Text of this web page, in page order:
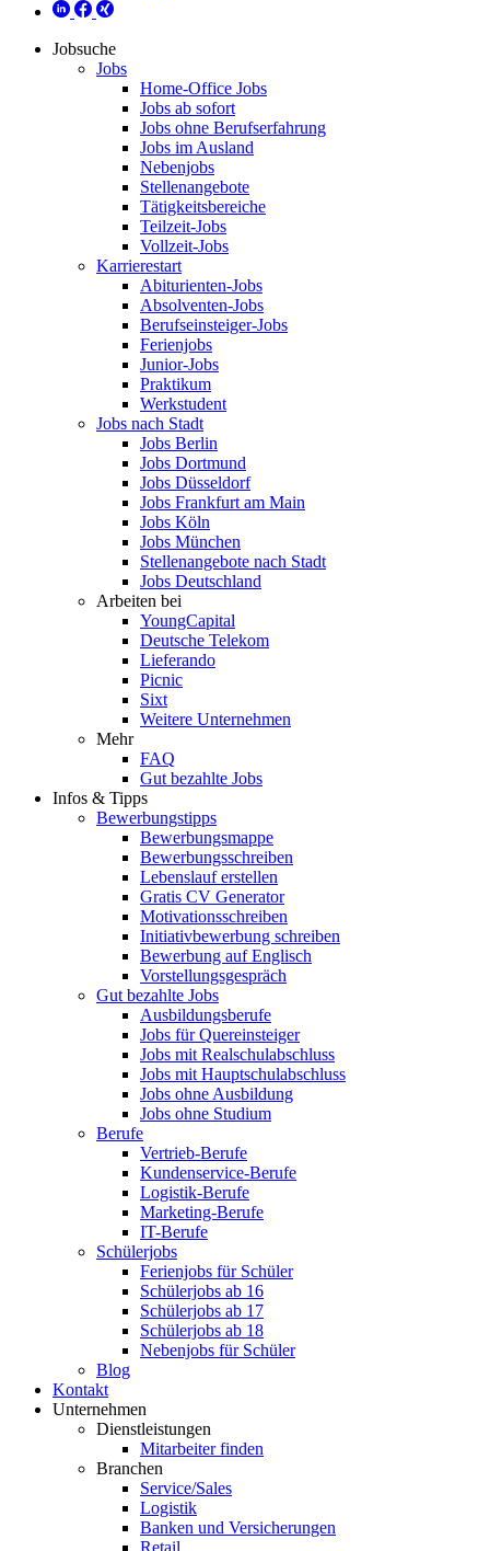
Jobsuche
Jobs
Home-Office Jobs
Jobs ab sofort
Jobs ohne Berufserfahrung
Jobs im Ausland
Nebenjobs
Stellenangebote
Tätigkeitsbereiche
Teilzeit-Jobs
Vollzeit-Jobs
Karrierestart
Abiturienten-Jobs
Absolventen-Jobs
Berufseinsteiger-Jobs
Ferienjobs
Junior-Jobs
Praktikum
Werkstudent
Jobs nach Stadt
Jobs Berlin
Jobs Dortmund
Jobs Düsseldorf
Jobs Frankfurt am Main
Jobs Köln
Jobs München
Stellenangebote nach Stadt
Jobs Deutschland
Arbeiten bei
YoungCapital
Deutsche Telekom
Lieferando
Picnic
Sixt
Weitere Unternehmen
Mehr
FAQ
Gut bezahlte Jobs
Infos & Tipps
Bewerbungstipps
Bewerbungsmappe
Bewerbungsschreiben
Lebenslauf erstellen
Gratis CV Generator
Motivationsschreiben
Initiativbewerbung schreiben
Bewerbung auf Englisch
Vorstellungsgespräch
Gut bezahlte Jobs
Ausbildungsberufe
Jobs für Quereinsteiger
Jobs mit Realschulabschluss
Jobs mit Hauptschulabschluss
Jobs ohne Ausbildung
Jobs ohne Studium
Berufe
Vertrieb-Berufe
Kundenservice-Berufe
Logistik-Berufe
Marketing-Berufe
IT-Berufe
Schülerjobs
Ferienjobs für Schüler
Schülerjobs ab 16
Schülerjobs ab 17
Schülerjobs ab 18
Nebenjobs für Schüler
Blog
Kontakt
Unternehmen
Dienstleistungen
Mitarbeiter finden
Branchen
Service/Sales
Logistik
Banken und Versicherungen
Retail